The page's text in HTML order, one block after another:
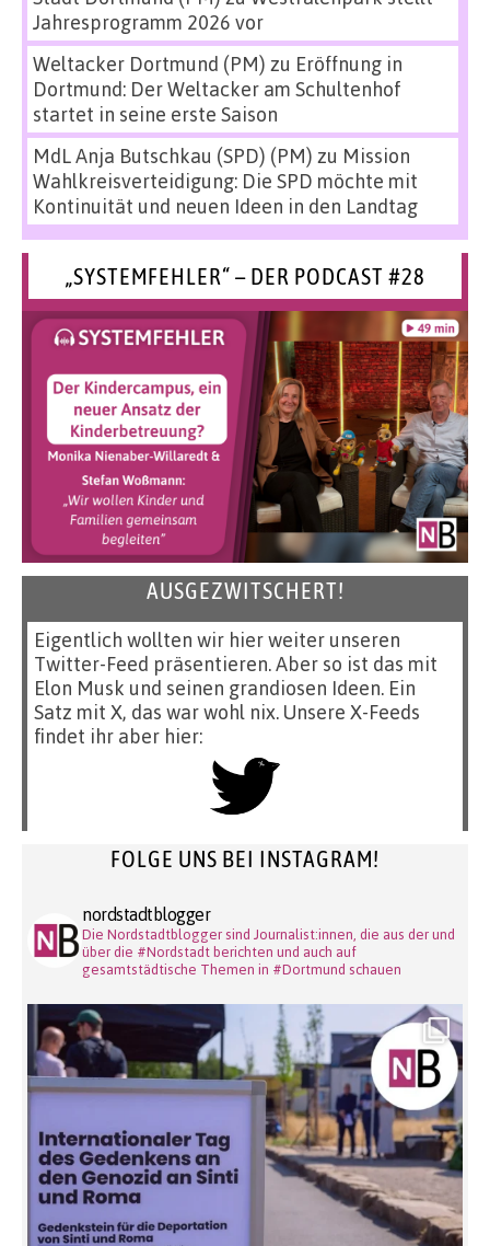
Jahresprogramm 2026 vor
Weltacker Dortmund (PM) zu Eröffnung in
Dortmund: Der Weltacker am Schultenhof
startet in seine erste Saison
MdL Anja Butschkau (SPD) (PM) zu Mission
Wahlkreisverteidigung: Die SPD möchte mit
Kontinuität und neuen Ideen in den Landtag
„SYSTEMFEHLER“ – DER PODCAST #28
AUSGEZWITSCHERT!
Eigentlich wollten wir hier weiter unseren
Twitter-Feed präsentieren. Aber so ist das mit
Elon Musk und seinen grandiosen Ideen. Ein
Satz mit X, das war wohl nix. Unsere X-Feeds
findet ihr aber hier:
FOLGE UNS BEI INSTAGRAM!
nordstadtblogger
Die Nordstadtblogger sind Journalist:innen, die aus der und
über die #Nordstadt berichten und auch auf
gesamtstädtische Themen in #Dortmund schauen